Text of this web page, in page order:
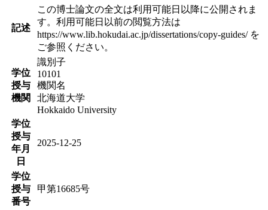
記述
この博士論文の全文は利用可能日以降に公開されま
す。利用可能日以前の閲覧方法は
https://www.lib.hokudai.ac.jp/dissertations/copy-guides/ を
ご参照ください。
学位
授与
機関
識別子
10101
機関名
北海道大学
Hokkaido University
学位
授与
年月
日
2025-12-25
学位
授与
番号
甲第16685号